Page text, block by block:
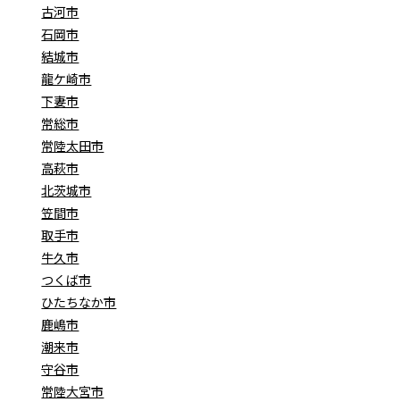
古河市
石岡市
結城市
龍ケ崎市
下妻市
常総市
常陸太田市
高萩市
北茨城市
笠間市
取手市
牛久市
つくば市
ひたちなか市
鹿嶋市
潮来市
守谷市
常陸大宮市